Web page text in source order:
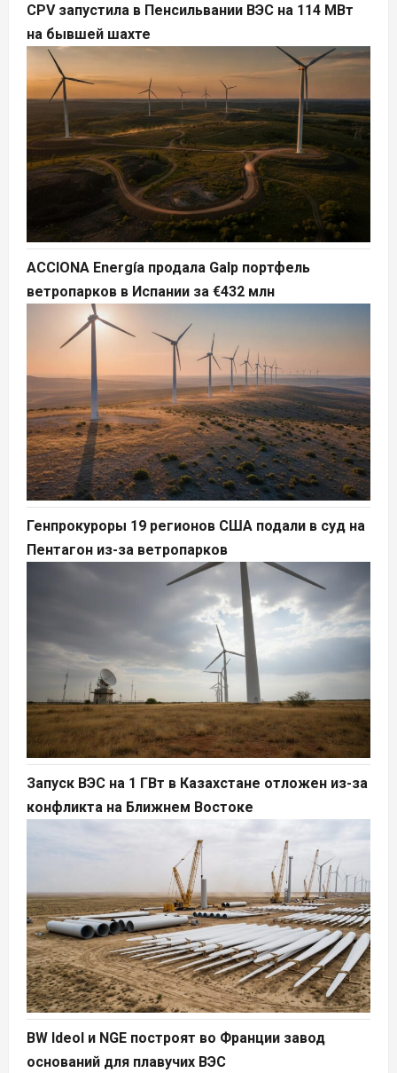
CPV запустила в Пенсильвании ВЭС на 114 МВт
на бывшей шахте
ACCIONA Energía продала Galp портфель
ветропарков в Испании за €432 млн
Генпрокуроры 19 регионов США подали в суд на
Пентагон из-за ветропарков
Запуск ВЭС на 1 ГВт в Казахстане отложен из-за
конфликта на Ближнем Востоке
BW Ideol и NGE построят во Франции завод
оснований для плавучих ВЭС